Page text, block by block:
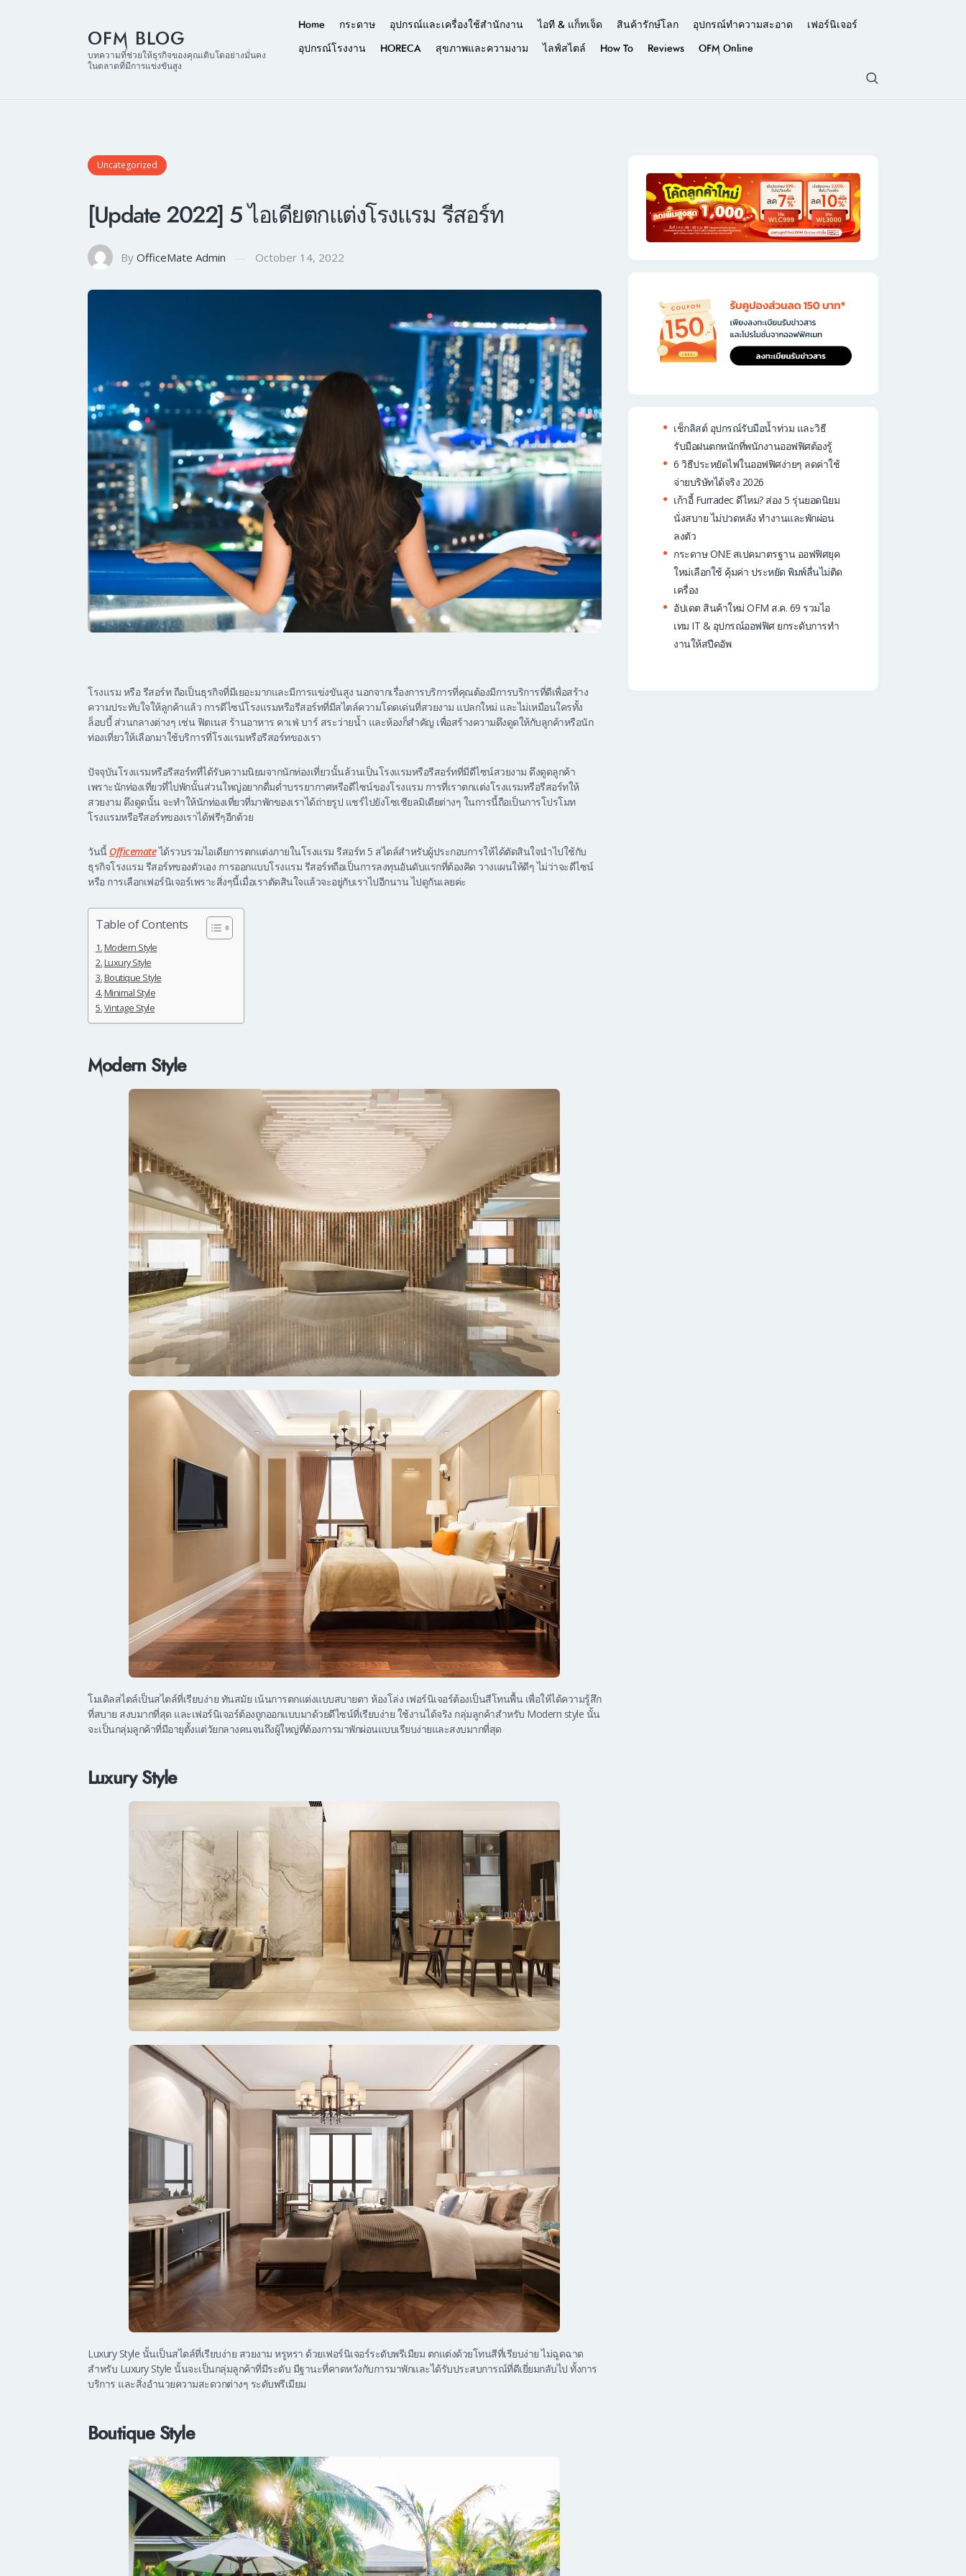
OFM BLOG
บทความที่ช่วยให้ธุรกิจของคุณเติบโตอย่างมั่นคง
ในตลาดที่มีการแข่งขันสูง
Home กระดาษ อุปกรณ์และเครื่องใช้สำนักงาน ไอที & แก็ทเจ็ด สินค้ารักษ์โลก อุปกรณ์ทำความสะอาด
เฟอร์นิเจอร์
อุปกรณ์โรงงาน
HORECA สุขภาพและความงาม ไลฟ์สไตล์ How To Reviews OFM Online
Uncategorized
[Update 2022] 5 ไอเดียตกแต่งโรงแรม รีสอร์ท
By OfficeMate Admin October 14, 2022
โรงแรม หรือ รีสอร์ท ถือเป็นธุรกิจที่มีเยอะมากและมีการแข่งขันสูง นอกจากเรื่องการบริการที่คุณต้องมีการบริการที่ดีเพื่อสร้าง
ความประทับใจให้ลูกค้าแล้ว การดีไซน์โรงแรมหรือรีสอร์ทที่มีสไตล์ความโดดเด่นที่สวยงาม แปลกใหม่ และไม่เหมือนใครทั้ง
ล็อบบี้ ส่วนกลางต่างๆ เช่น ฟิตเนส ร้านอาหาร คาเฟ่ บาร์ สระว่ายน้ำ และห้องก็สำคัญ เพื่อสร้างความดึงดูดให้กับลูกค้าหรือนัก
ท่องเที่ยวให้เลือกมาใช้บริการที่โรงแรมหรือรีสอร์ทของเรา
ปัจจุบันโรงแรมหรือรีสอร์ทที่ได้รับความนิยมจากนักท่องเที่ยวนั้นล้วนเป็นโรงแรมหรือรีสอร์ทที่มีดีไซน์สวยงาม ดึงดูดลูกค้า
เพราะนักท่องเที่ยวที่ไปพักนั้นส่วนใหญ่อยากดื่มด่ำบรรยากาศหรือดีไซน์ของโรงแรม การที่เราตกแต่งโรงแรมหรือรีสอร์ทให้
สวยงาม ดึงดูดนั้น จะทำให้นักท่องเที่ยวที่มาพักของเราได้ถ่ายรูป แชร์ไปยังโซเชียลมิเดียต่างๆ ในการนี้ถือเป็นการโปรโมท
โรงแรมหรือรีสอร์ทของเราได้ฟรีๆอีกด้วย
วันนี้ Officemateได้รวบรวมไอเดียการตกแต่งภายในโรงแรม รีสอร์ท 5 สไตล์สำหรับผู้ประกอบการให้ได้ตัดสินใจนำไปใช้กับ
ธุรกิจโรงแรม รีสอร์ทของตัวเอง การออกแบบโรงแรม รีสอร์ทถือเป็นการลงทุนอันดับแรกที่ต้องคิด วางแผนให้ดีๆ ไม่ว่าจะดีไซน์
หรือ การเลือกเฟอร์นิเจอร์เพราะสิ่งๆนี้เมื่อเราตัดสินใจแล้วจะอยู่กับเราไปอีกนาน ไปดูกันเลยค่ะ
Table of Contents
Modern Style
Luxury Style
Boutique Style
Minimal Style
Vintage Style
Modern Style
โมเดิลสไตล์เป็นสไตล์ที่เรียบง่าย ทันสมัย เน้นการตกแต่งแบบสบายตา ห้องโล่ง เฟอร์นิเจอร์ต้องเป็นสีโทนพื้น เพื่อให้ได้ความรู้สึก
ที่สบาย สงบมากที่สุด และเฟอร์นิเจอร์ต้องถูกออกแบบมาด้วยดีไซน์ที่เรียบง่าย ใช้งานได้จริง กลุ่มลูกค้าสำหรับ Modern style นั้น
จะเป็นกลุ่มลูกค้าที่มีอายุตั้งแต่วัยกลางคนจนถึงผู้ใหญ่ที่ต้องการมาพักผ่อนแบบเรียบง่ายและสงบมากที่สุด
Luxury Style
Luxury Style นั้นเป็นสไตล์ที่เรียบง่าย สวยงาม หรูหรา ด้วยเฟอร์นิเจอร์ระดับพรีเมียม ตกแต่งด้วยโทนสีที่เรียบง่าย ไม่ฉูดฉาด
สำหรับ Luxury Style นั้นจะเป็นกลุ่มลูกค้าที่มีระดับ มีฐานะที่คาดหวังกับการมาพักและได้รับประสบการณ์ที่ดีเยี่ยมกลับไป ทั้งการ
บริการ และสิ่งอำนวยความสะดวกต่างๆ ระดับพรีเมียม
Boutique Style
เช็กลิสต์ อุปกรณ์รับมือน้ำท่วม และวิธี
รับมือฝนตกหนักที่พนักงานออฟฟิศต้องรู้
6 วิธีประหยัดไฟในออฟฟิศง่ายๆ ลดค่าใช้
จ่ายบริษัทได้จริง 2026
เก้าอี้ Furradec ดีไหม? ส่อง 5 รุ่นยอดนิยม
นั่งสบาย ไม่ปวดหลัง ทำงานและพักผ่อน
ลงตัว
กระดาษ ONE สเปคมาตรฐาน ออฟฟิศยุค
ใหม่เลือกใช้ คุ้มค่า ประหยัด พิมพ์ลื่นไม่ติด
เครื่อง
อัปเดต สินค้าใหม่ OFM ส.ค. 69 รวมไอ
เทม IT & อุปกรณ์ออฟฟิศ ยกระดับการทำ
งานให้สปีดอัพ